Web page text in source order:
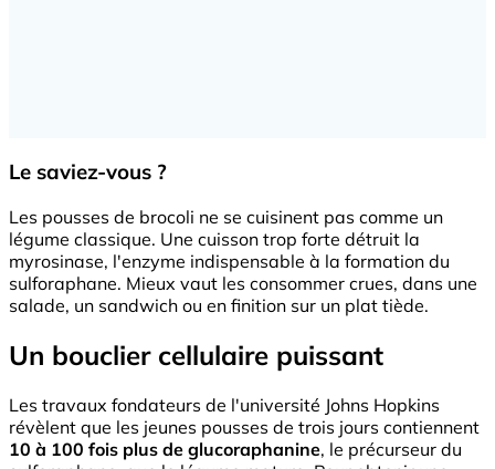
Le saviez-vous ?
Les pousses de brocoli ne se cuisinent pas comme un
légume classique. Une cuisson trop forte détruit la
myrosinase, l'enzyme indispensable à la formation du
sulforaphane. Mieux vaut les consommer crues, dans une
salade, un sandwich ou en finition sur un plat tiède.
Un bouclier cellulaire puissant
Les travaux fondateurs de l'université Johns Hopkins
révèlent que les jeunes pousses de trois jours contiennent
10 à 100 fois plus de glucoraphanine, le précurseur du